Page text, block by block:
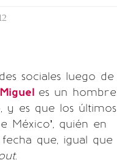
sociales luego de
es un hombre
y es que los últimos
México’, quién en
que, igual que